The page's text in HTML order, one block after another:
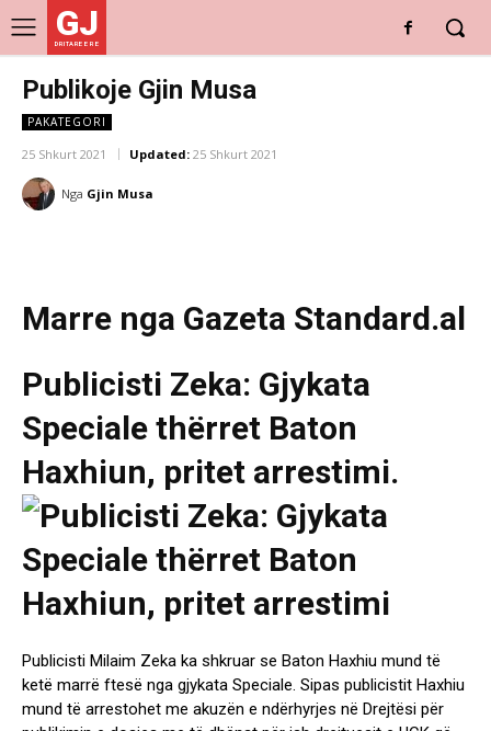
GJ
DRITARE E RE
Publikoje Gjin Musa
PAKATEGORI
25 Shkurt 2021 Updated: 25 Shkurt 2021
Nga Gjin Musa
Marre nga Gazeta Standard.al
Publicisti Zeka: Gjykata
Speciale thërret Baton
Haxhiun, pritet arrestimi.
Publicisti Milaim Zeka ka shkruar se Baton Haxhiu mund të
ketë marrë ftesë nga gjykata Speciale. Sipas publicistit Haxhiu
mund të arrestohet me akuzën e ndërhyrjes në Drejtësi për